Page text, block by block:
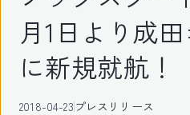
月1日より成
に新規就航！
2018-04-23プレスリリース